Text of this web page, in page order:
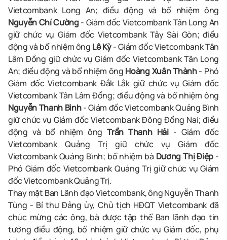
Vietcombank Long An; điều động và bổ nhiệm ông
Nguyễn Chí Cường- Giám đốc Vietcombank Tân Long An
giữ chức vụ Giám đốc Vietcombank Tây Sài Gòn; điều
động và bổ nhiệm ông Lê Kỳ- Giám đốc Vietcombank Tân
Lâm Đồng giữ chức vụ Giám đốc Vietcombank Tân Long
An; điều động và bổ nhiệm ông Hoàng Xuân Thành- Phó
Giám đốc Vietcombank Đắk Lắk giữ chức vụ Giám đốc
Vietcombank Tân Lâm Đồng; điều động và bổ nhiệm ông
Nguyễn Thanh Bình- Giám đốc Vietcombank Quảng Bình
giữ chức vụ Giám đốc Vietcombank Đông Đồng Nai; điều
động và bổ nhiệm ôngTrần Thanh Hải- Giám đốc
Vietcombank Quảng Trị giữ chức vụ Giám đốc
Vietcombank Quảng Bình; bổ nhiệm bà Dương Thị Điệp -
Phó Giám đốc Vietcombank Quảng Trị giữ chức vụ Giám
đốc Vietcombank Quảng Trị.
Thay mặt Ban Lãnh đạo Vietcombank, ôngNguyễn Thanh
Tùng - Bí thư Đảng ủy, Chủ tịch HĐQT Vietcombankđã
chúc mừng các ông, bà được tập thể Ban lãnh đạo tin
tưởng điều động, bổ nhiệm giữ chức vụ Giám đốc, phụ